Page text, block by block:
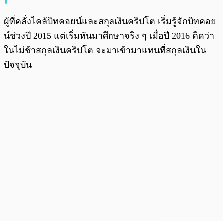
ผู้ที่คลั่งไคล้บิทคอยน์และสกุลเงินคริปโต เริ่มรู้จักบิทคอย
น์ช่วงปี 2015 แต่เริ่มหันมาศึกษาจริง ๆ เมื่อปี 2016 คิดว่า
ในไม่ช้าสกุลเงินคริปโต จะมาเข้ามาแทนที่สกุลเงินใน
ปัจจุบัน